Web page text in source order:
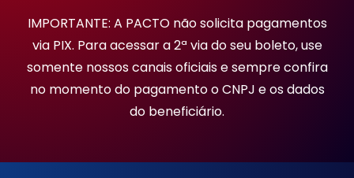
IMPORTANTE: A PACTO não solicita pagamentos
via PIX. Para acessar a 2ª via do seu boleto, use
somente nossos canais oficiais e sempre confira
no momento do pagamento o CNPJ e os dados
do beneficiário.